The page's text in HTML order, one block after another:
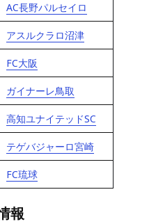
AC長野パルセイロ
アスルクラロ沼津
FC大阪
ガイナーレ鳥取
高知ユナイテッドSC
テゲバジャーロ宮崎
FC琉球
報